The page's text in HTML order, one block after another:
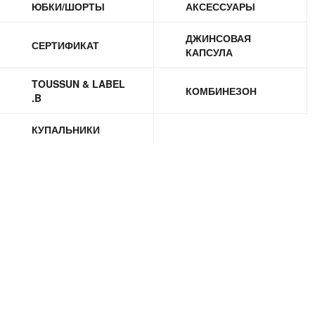
ЮБКИ/ШОРТЫ АКСЕССУАРЫ
СЕРТИФИКАТ
ДЖИНСОВАЯ
КАПСУЛА
TOUSSUN & LABEL
.B
КОМБИНЕЗОН
КУПАЛЬНИКИ